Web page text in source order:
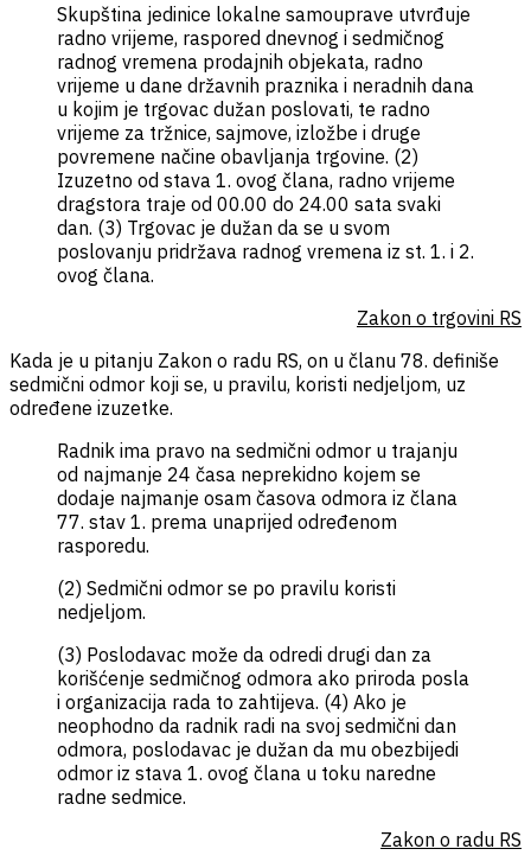
Skupština jedinice lokalne samouprave utvrđuje
radno vrijeme, raspored dnevnog i sedmičnog
radnog vremena prodajnih objekata, radno
vrijeme u dane državnih praznika i neradnih dana
u kojim je trgovac dužan poslovati, te radno
vrijeme za tržnice, sajmove, izložbe i druge
povremene načine obavljanja trgovine. (2)
Izuzetno od stava 1. ovog člana, radno vrijeme
dragstora traje od 00.00 do 24.00 sata svaki
dan. (3) Trgovac je dužan da se u svom
poslovanju pridržava radnog vremena iz st. 1. i 2.
ovog člana.
Zakon o trgovini RS
Kada je u pitanju Zakon o radu RS, on u članu 78. definiše
sedmični odmor koji se, u pravilu, koristi nedjeljom, uz
određene izuzetke.
Radnik ima pravo na sedmični odmor u trajanju
od najmanje 24 časa neprekidno kojem se
dodaje najmanje osam časova odmora iz člana
77. stav 1. prema unaprijed određenom
rasporedu.
(2) Sedmični odmor se po pravilu koristi
nedjeljom.
(3) Poslodavac može da odredi drugi dan za
korišćenje sedmičnog odmora ako priroda posla
i organizacija rada to zahtijeva. (4) Ako je
neophodno da radnik radi na svoj sedmični dan
odmora, poslodavac je dužan da mu obezbijedi
odmor iz stava 1. ovog člana u toku naredne
radne sedmice.
Zakon o radu RS